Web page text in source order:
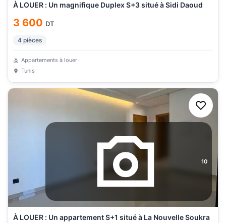
À LOUER : Un magnifique Duplex S+3 situé à Sidi Daoud
3 600 DT
4 pièces
Appartements à louer
Tunis
10
À LOUER : Un appartement S+1 situé à La Nouvelle Soukra